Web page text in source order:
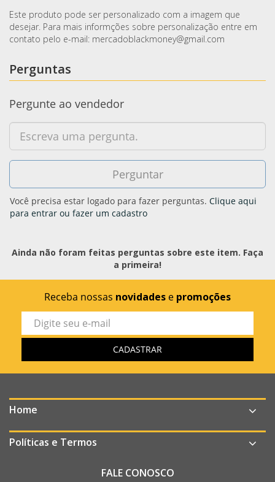
Este produto pode ser personalizado com a imagem que
desejar. Para mais informções sobre personalização entre em
contato pelo e-mail: mercadoblackmoney@gmail.com
Perguntas
Pergunte ao vendedor
Você precisa estar logado para fazer perguntas. Clique aqui
para entrar ou fazer um cadastro
Ainda não foram feitas perguntas sobre este item. Faça
a primeira!
Receba nossas novidades e promoções
Home
Políticas e Termos
FALE CONOSCO